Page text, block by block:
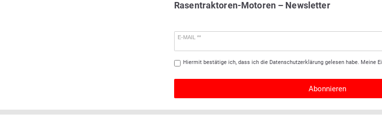
Rasentraktoren-Motoren – Newsletter
E-MAIL **
Hiermit bestätige ich, dass ich die Daten­schutz­erklärunggelesen habe. Meine
Abonnieren